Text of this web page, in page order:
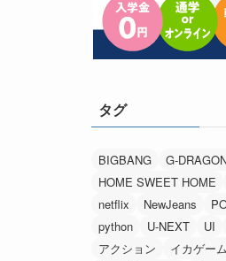
タグ
BIGBANG
G-
HOME SWEET HOME
netflix
NewJeans
python
U-NEXT UI
アクション
イカゲーム